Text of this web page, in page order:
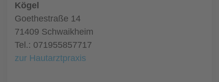
Kögel
Goethestraße 14
71409 Schwaikheim
Tel.: 071955857717
zur Hautarztpraxis